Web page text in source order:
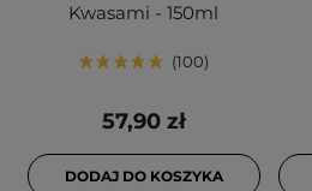
Kwasami - 150ml
100
57,90 zł
DODAJ DO KOSZYKA